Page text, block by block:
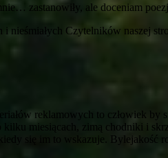
zastanowiły, ale doceniam
nieśmiałych Czytelników naszej
reklamowych to człowiek
kilku miesiącach, zimą chodniki i
się im to wskazuje.